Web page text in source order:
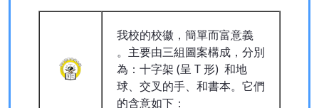
我校的校徽，簡單而富意義
。主要由三組圖案構成，分別
為：十字架 (呈 T 形) 和地
球、交叉的手、和書本。它們
的含意如下：